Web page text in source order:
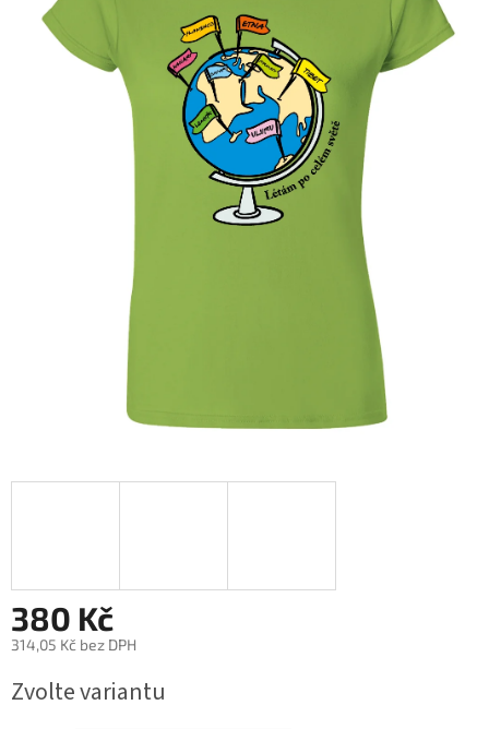
hvězdiček.
380 Kč
314,05 Kč bez DPH
cena:
Zvolte variantu